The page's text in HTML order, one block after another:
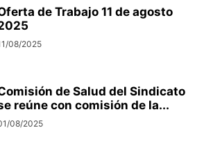
de Trabajo 11 de agosto
08/2025
de Salud del Sindicato
reúne con comisión de la...
08/2025